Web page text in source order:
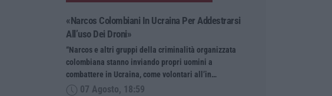
«Narcos Colombiani In Ucraina Per Addestrarsi
All’uso Dei Droni»
“Narcos e altri gruppi della criminalità organizzata
colombiana stanno inviando propri uomini a
combattere in Ucraina, come volontari all’in…
07 Agosto, 18:59